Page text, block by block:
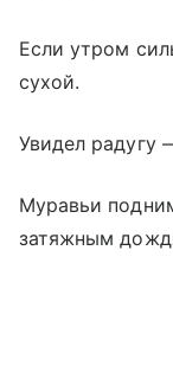
Если утром
сухой.
Увидел радугу
Муравьи
затяжным